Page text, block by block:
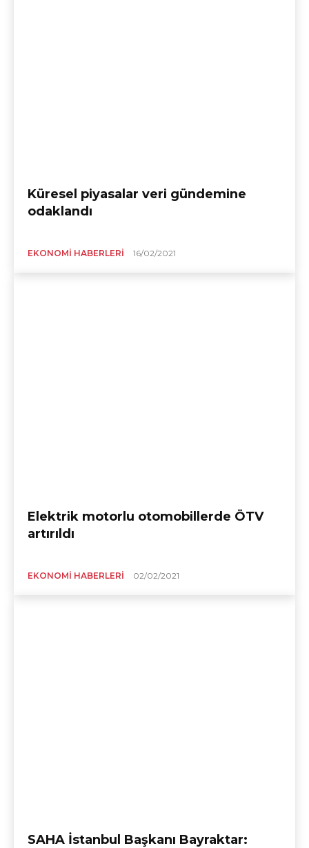
Küresel piyasalar veri gündemine
odaklandı
EKONOMI HABERLERI 16/02/2021
Elektrik motorlu otomobillerde ÖTV
artırıldı
EKONOMI HABERLERI 02/02/2021
SAHA İstanbul Başkanı Bayraktar: